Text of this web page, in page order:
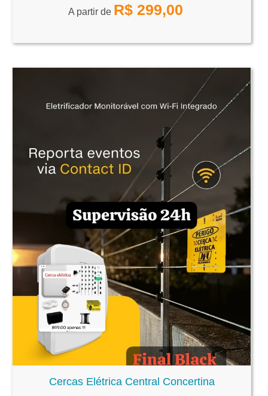
A partir de R$ 299,00
Cercas Elétrica Central Concertina